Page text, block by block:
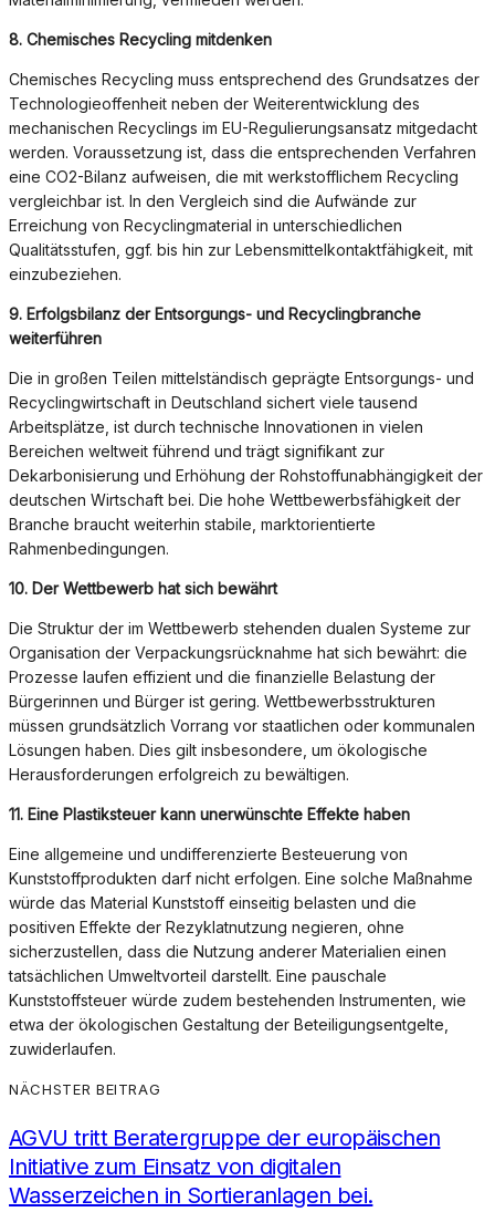
8. Chemisches Recycling mitdenken
Chemisches Recycling muss entsprechend des Grundsatzes der
Technologieoffenheit neben der Weiterentwicklung des
mechanischen Recyclings im EU-Regulierungsansatz mitgedacht
werden. Voraussetzung ist, dass die entsprechenden Verfahren
eine CO2-Bilanz aufweisen, die mit werkstofflichem Recycling
vergleichbar ist. In den Vergleich sind die Aufwände zur
Erreichung von Recyclingmaterial in unterschiedlichen
Qualitätsstufen, ggf. bis hin zur Lebensmittelkontaktfähigkeit, mit
einzubeziehen.
9. Erfolgsbilanz der Entsorgungs- und Recyclingbranche
weiterführen
Die in großen Teilen mittelständisch geprägte Entsorgungs- und
Recyclingwirtschaft in Deutschland sichert viele tausend
Arbeitsplätze, ist durch technische Innovationen in vielen
Bereichen weltweit führend und trägt signifikant zur
Dekarbonisierung und Erhöhung der Rohstoffunabhängigkeit der
deutschen Wirtschaft bei. Die hohe Wettbewerbsfähigkeit der
Branche braucht weiterhin stabile, marktorientierte
Rahmenbedingungen.
10. Der Wettbewerb hat sich bewährt
Die Struktur der im Wettbewerb stehenden dualen Systeme zur
Organisation der Verpackungsrücknahme hat sich bewährt: die
Prozesse laufen effizient und die finanzielle Belastung der
Bürgerinnen und Bürger ist gering. Wettbewerbsstrukturen
müssen grundsätzlich Vorrang vor staatlichen oder kommunalen
Lösungen haben. Dies gilt insbesondere, um ökologische
Herausforderungen erfolgreich zu bewältigen.
11. Eine Plastiksteuer kann unerwünschte Effekte haben
Eine allgemeine und undifferenzierte Besteuerung von
Kunststoffprodukten darf nicht erfolgen. Eine solche Maßnahme
würde das Material Kunststoff einseitig belasten und die
positiven Effekte der Rezyklatnutzung negieren, ohne
sicherzustellen, dass die Nutzung anderer Materialien einen
tatsächlichen Umweltvorteil darstellt. Eine pauschale
Kunststoffsteuer würde zudem bestehenden Instrumenten, wie
etwa der ökologischen Gestaltung der Beteiligungsentgelte,
zuwiderlaufen.
NÄCHSTER BEITRAG
AGVU tritt Beratergruppe der europäischen
Initiative zum Einsatz von digitalen
Wasserzeichen in Sortieranlagen bei.